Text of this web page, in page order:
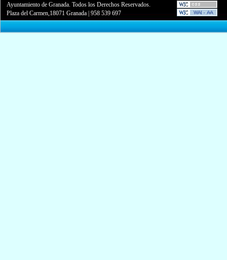
Ayuntamiento de Granada. Todos los Derechos Reservados.
Plaza del Carmen,18071 Granada |958 539 697